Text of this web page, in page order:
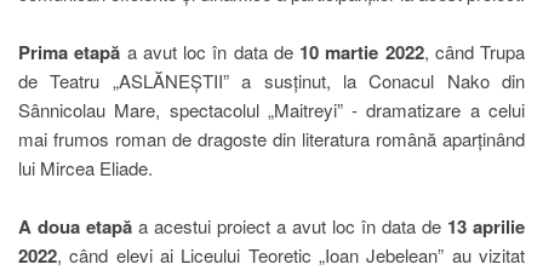
Prima etapă a avut loc în data de 10 martie 2022, când Trupa
de Teatru „ASLĂNEȘTII” a susținut, la Conacul Nako din
Sânnicolau Mare, spectacolul „Maitreyi” - dramatizare a celui
mai frumos roman de dragoste din literatura română aparținând
lui Mircea Eliade.
A doua etapă a acestui proiect a avut loc în data de 13 aprilie
2022, când elevi ai Liceului Teoretic „Ioan Jebelean” au vizitat